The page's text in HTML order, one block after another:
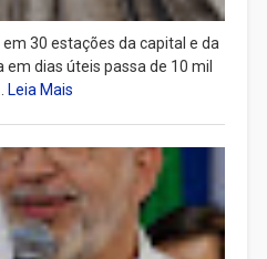
30 estações da capital e da
em dias úteis passa de 10 mil
Leia Mais